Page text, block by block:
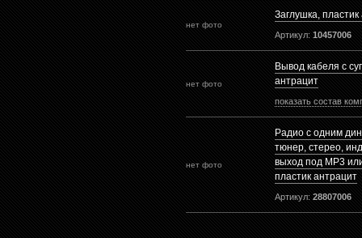
нет фото
Заглушка,
Артикул: 10457006
нет фото
Вывод кабеля с
антрацит
показать состав
нет фото
Радио с одним
тюнер, стерео,
выход под MP3
пластик антрацит
Артикул: 28807006